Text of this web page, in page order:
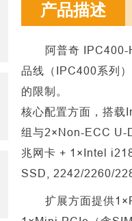
产品描述
阿普奇 IPC400-
品线（IPC400系列
的限制。
核心配置方面，搭载
组与2×Non-ECC U-
兆网卡 + 1×Intel
SSD, 2242/2260/
扩展方面提供